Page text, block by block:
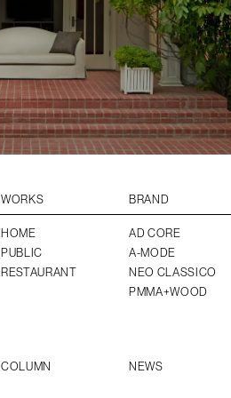
WORKS
HOME
PUBLIC
RESTAURANT
BRAND
AD CORE
A-MODE
NEO CLASSICO
PMMA+WOOD
COLUMN NEWS